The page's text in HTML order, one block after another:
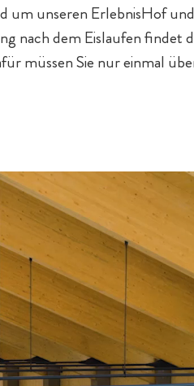
unseren ErlebnisHof
nach dem Eislaufen findet
müssen Sie nur einmal